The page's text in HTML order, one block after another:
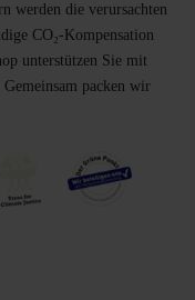
werden die verursachten
CO₂-Kompensation
unterstützen Sie mit
packen wir